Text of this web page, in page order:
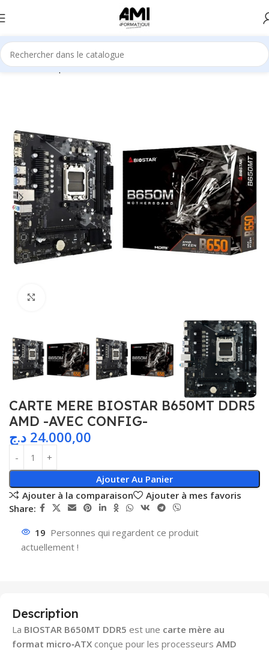
Accueil Composants Cartes mère
CARTE MERE BIOSTAR B650MT DDR5
AMD -AVEC CONFIG-
24.000,00 د.ج
Ajouter Au Panier
Ajouter à la comparaison
Ajouter à mes favoris
Share:
19 Personnes qui regardent ce produit
actuellement !
Description
La BIOSTAR B650MT DDR5 est une carte mère au
format micro‑ATX conçue pour les processeurs AMD